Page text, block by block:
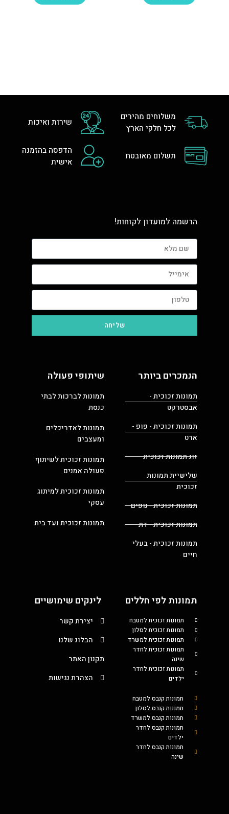
משלוחים מהירים
לכל חלקי הארץ
שירות ואיכות
תשלום מאובטח
הדפסה בהזמנה
אישית
הרשמה למועדון לקוחות!
שליחה
הנמכרים ביותר
תמונות זכוכית -
אבסטרקט
תמונות זכוכית - פופ -
ארט
זוג תמונות זכוכית
שלישיית תמונות
זכוכית
תמונות זכוכית - נופים
תמונות זכוכית - דת
תמונות זכוכית - בעלי
חיים
שיתופי פעולה
תמונות לברכות לבתי
כנסת
תמונות לאדריכלים
ומעצבים
תמונות זכוכית לשיתוף
פעולה אמנים
תמונות זכוכית למיתוג
עסקי
תמונות זכוכית ועד בית
תמונות לפי חללים
תמונות זכוכית למטבח
תמונות זכוכית לסלון
תמונות זכוכית למשרד
תמונות זכוכית לחדר
שינה
תמונות זכוכית לחדר
ילדים
תמונות קנבס למטבח
תמונות קנבס לסלון
תמונות קנבס למשרד
תמונות קנבס לחדר
ילדים
תמונות קנבס לחדר
שינה
לינקים שימושיים
יצירת קשר
הבלוג שלנו
תקנון האתר
הצהרת נגישות